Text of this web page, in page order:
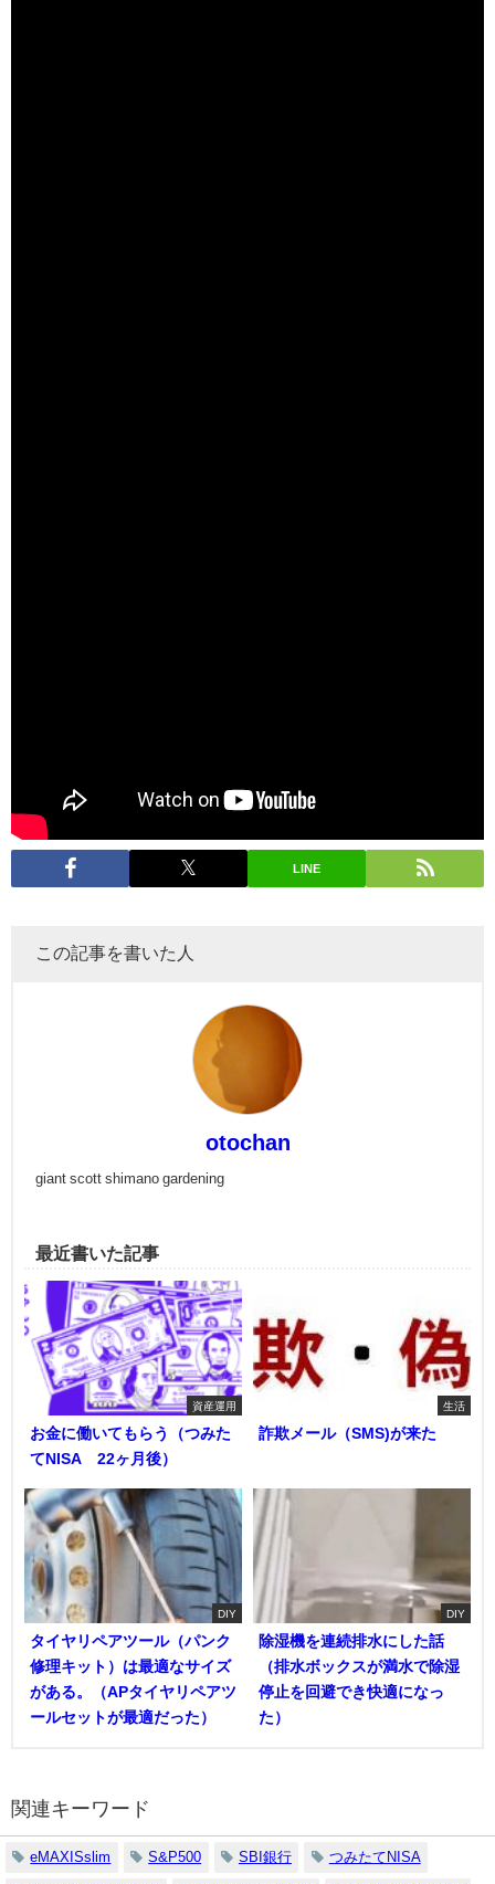
LINE
この記事を書いた人
otochan
giant scott shimano gardening
最近書いた記事
資産運用
お金に働いてもらう（つみた
てNISA 22ヶ月後）
生活
詐欺メール（SMS)が来た
DIY
タイヤリペアツール（パンク
修理キット）は最適なサイズ
がある。（APタイヤリペアツ
ールセットが最適だった）
DIY
除湿機を連続排水にした話
（排水ボックスが満水で除湿
停止を回避でき快適になっ
た）
関連キーワード
eMAXISslim S&P500 SBI銀行 つみたてNISA